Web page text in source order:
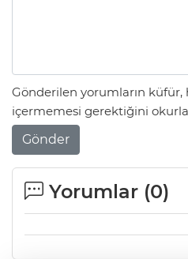
Gönderilen yorumların küfür,
içermemesi gerektiğini
Gönder
Yorumlar (0)